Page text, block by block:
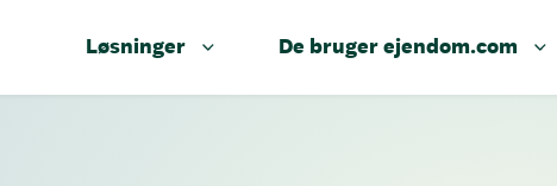
Løsninger De bruger ejendom.com